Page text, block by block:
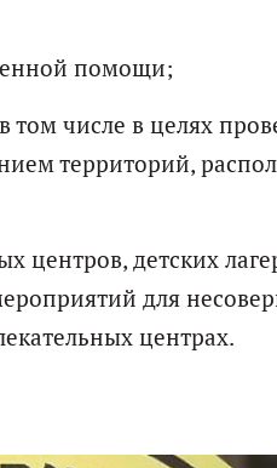
помощи;
том числе в целях
территорий,
центров, детских
для
центрах.